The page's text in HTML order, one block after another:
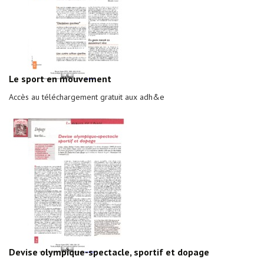
Le sport en mouvement
Accès au téléchargement gratuit aux adh&e
Devise olympique-spectacle, sportif et dopage